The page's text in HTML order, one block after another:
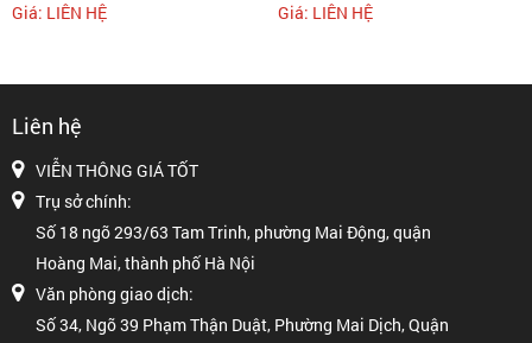
Giá: LIÊN HỆ
Giá: LIÊN HỆ
Liên hệ
VIỄN THÔNG GIÁ TỐT
Trụ sở chính:
Số 18 ngõ 293/63 Tam Trinh, phường Mai Động, quận
Hoàng Mai, thành phố Hà Nội
Văn phòng giao dịch:
Số 34, Ngõ 39 Phạm Thận Duật, Phường Mai Dịch, Quận